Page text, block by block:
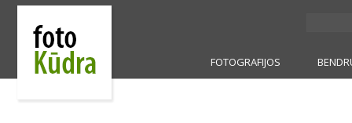
FOTOGRAFIJOS